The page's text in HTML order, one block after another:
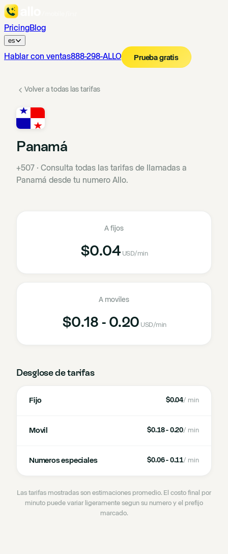
PricingBlog
es
Hablar con ventas888-298-ALLO Prueba gratis
Volver a todas las tarifas
Panamá
+507 · Consulta todas las tarifas de llamadas a
Panamá desde tu numero Allo.
A fijos
$0.04 USD/min
A moviles
$0.18 - 0.20 USD/min
Desglose de tarifas
Fijo $0.04/ min
Movil $0.18 - 0.20/ min
Numeros especiales $0.06 - 0.11/ min
Las tarifas mostradas son estimaciones promedio. El costo final por
minuto puede variar ligeramente segun su numero y el prefijo
marcado.